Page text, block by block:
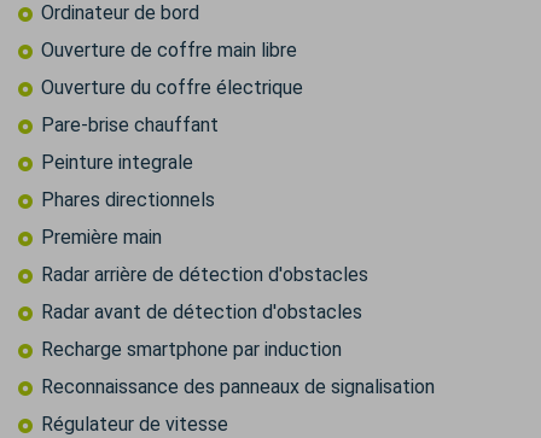
Ordinateur de bord
Ouverture de coffre main libre
Ouverture du coffre électrique
Pare-brise chauffant
Peinture integrale
Phares directionnels
Première main
Radar arrière de détection d'obstacles
Radar avant de détection d'obstacles
Recharge smartphone par induction
Reconnaissance des panneaux de signalisation
Régulateur de vitesse